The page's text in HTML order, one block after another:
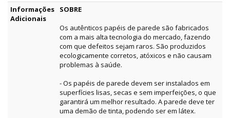
Informações
Adicionais
SOBRE
Os autênticos papéis de parede são fabricados
com a mais alta tecnologia do mercado, fazendo
com que defeitos sejam raros. São produzidos
ecologicamente corretos, atóxicos e não causam
problemas à saúde.
- Os papéis de parede devem ser instalados em
superfícies lisas, secas e sem imperfeições, o que
garantirá um melhor resultado. A parede deve ter
uma demão de tinta, podendo ser em látex.